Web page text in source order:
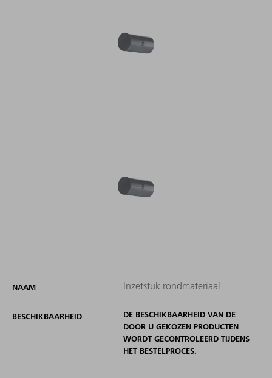
NAAM Inzetstuk rondmateriaal
BESCHIKBAARHEID
DE BESCHIKBAARHEID VAN DE
DOOR U GEKOZEN PRODUCTEN
WORDT GECONTROLEERD TIJDENS
HET BESTELPROCES.